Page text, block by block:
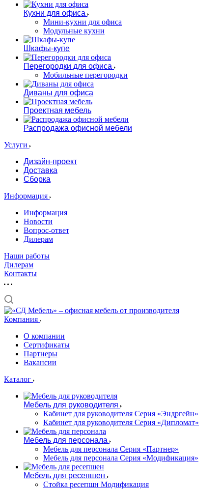
Кухни для офиса
Мини-кухни для офиса
Модульные кухни
Шкафы-купе
Перегородки для офиса
Мобильные перегородки
Диваны для офиса
Проектная мебель
Распродажа офисной мебели
Услуги
Дизайн-проект
Доставка
Сборка
Информация
Информация
Новости
Вопрос-ответ
Дилерам
Наши работы
Дилерам
Контакты
Компания
О компании
Сертификаты
Партнеры
Вакансии
Каталог
Мебель для руководителя
Кабинет для руководителя Серия «Эндргейн»
Кабинет для руководителя Серия «Дипломат»
Мебель для персонала
Мебель для персонала Серия «Партнер»
Мебель для персонала Серия «Модификация»
Мебель для ресепшен
Стойка ресепшн Модификация